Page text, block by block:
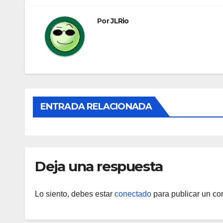
entradas
PorJLRio
ENTRADA RELACIONADA
Deja una respuesta
Lo siento, debes estar conectado para publicar un